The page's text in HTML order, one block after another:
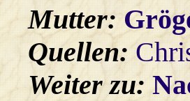
Mutter:
Quellen:
Weiter zu: